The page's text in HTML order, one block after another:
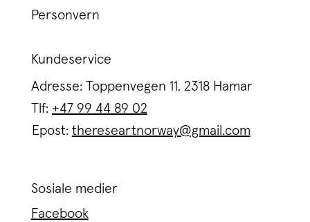
Personvern
Kundeservice
Adresse: Toppenvegen 11, 2318 Hamar
Tlf: +47 99 44 89 02
Epost: thereseartnorway@gmail.com
Sosiale medier
Facebook